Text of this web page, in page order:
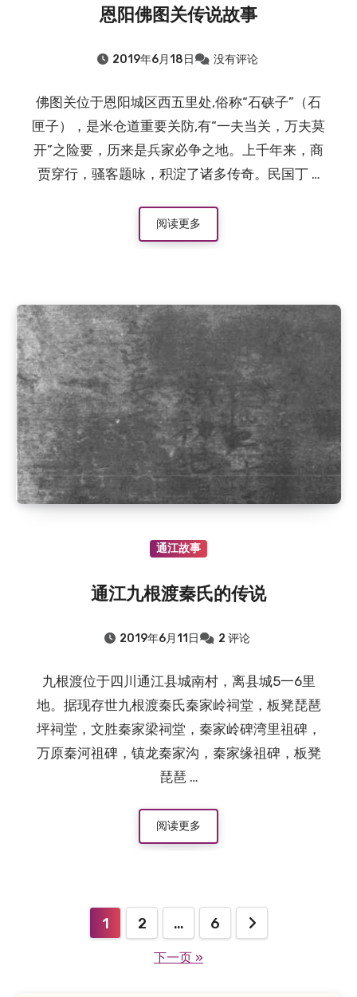
恩阳佛图关传说故事
2019年6月18日 没有评论
佛图关位于恩阳城区西五里处,俗称“石硖子”（石
匣子），是米仓道重要关防,有“一夫当关，万夫莫
开”之险要，历来是兵家必争之地。上千年来，商
贾穿行，骚客题咏，积淀了诸多传奇。民国丁 …
阅读更多
通江故事
通江九根渡秦氏的传说
2019年6月11日 2 评论
九根渡位于四川通江县城南村，离县城5一6里
地。据现存世九根渡秦氏秦家岭祠堂，板凳琵琶
坪祠堂，文胜秦家梁祠堂，秦家岭碑湾里祖碑，
万原秦河祖碑，镇龙秦家沟，秦家缘祖碑，板凳
琵琶 …
阅读更多
1 2 … 6
下一页 »